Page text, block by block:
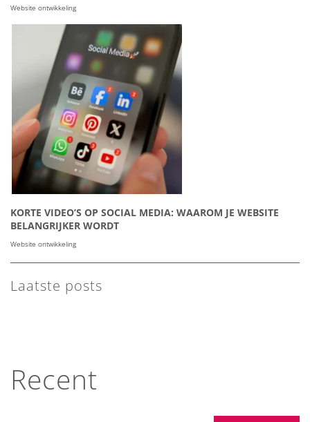
Website ontwikkeling
KORTE VIDEO’S OP SOCIAL MEDIA: WAAROM JE WEBSITE
BELANGRIJKER WORDT
Website ontwikkeling
Laatste posts
Recent